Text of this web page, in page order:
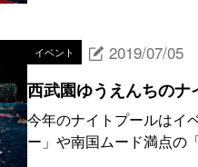
イベント 2019/07/05
西武園ゆうえんちのナ
今年のナイトプールはイ
ー」や南国ムード満点の